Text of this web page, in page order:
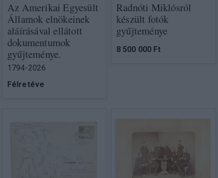
Az Amerikai Egyesült
Államok elnökeinek
aláírásával ellátott
dokumentumok
gyűjteménye.
1794-2026
Félretéve
Radnóti Miklósról
készült fotók
gyűjteménye
8 500 000 Ft